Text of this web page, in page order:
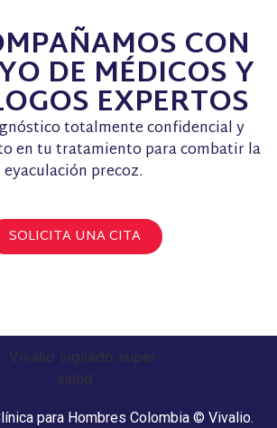
CON
DE MÉDICOS Y
EXPERTOS
totalmente confidencial y
en tu tratamiento para combatir la
eyaculación precoz.
SOLICITA UNA CITA
© Vivalio.